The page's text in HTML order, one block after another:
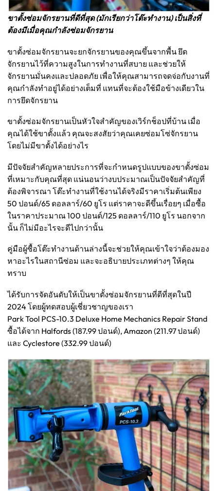
ขาตั้งซ่อมจักรยานที่ดีที่สุด (มักเรียกว่าโต๊ะทำงาน) เป็นสิ่งที่
ต้องมีเมื่อคุณกำลังซ่อมจักรยาน
ขาตั้งซ่อมจักรยานจะยกจักรยานของคุณขึ้นจากพื้น ยึด
จักรยานไว้ที่ความสูงในการทำงานที่สบาย และช่วยให้
จักรยานมั่นคงและปลอดภัย เพื่อให้คุณสามารถจดจ่อกับงานที่
คุณกำลังทำอยู่ได้อย่างเต็มที่ แทนที่จะต้องใช้มือข้างเดียวใน
การยึดจักรยาน
ขาตั้งซ่อมจักรยานเป็นหัวใจสำคัญของเวิร์กช็อปที่บ้าน เมื่อ
คุณได้ใช้ขาตั้งแล้ว คุณจะสงสัยว่าคุณเคยซ่อมโซ่จักรยาน
โดยไม่มีขาตั้งได้อย่างไร
มีปัจจัยสำคัญหลายประการที่จะกำหนดรูปแบบของขาตั้งซ่อม
ที่เหมาะกับคุณที่สุด แน่นอนว่างบประมาณเป็นปัจจัยสำคัญที่
ต้องพิจารณา โต๊ะทำงานที่ใช้งานได้จริงมีราคาเริ่มต้นเพียง
50 ปอนด์/65 ดอลลาร์/60 ยูโร แต่ราคาจะดีขึ้นเรื่อยๆ เมื่อซื้อ
ในราคาประมาณ 100 ปอนด์/125 ดอลลาร์/110 ยูโร นอกจาก
นั้น ก็ไม่มีอะไรจะดีไปกว่านั้น
คู่มือผู้ซื้อโต๊ะทำงานด้านล่างนี้จะช่วยให้คุณเข้าใจว่าต้องมอง
หาอะไรในสถานีซ่อม และจะอธิบายประเภทต่างๆ ให้คุณ
ทราบ
ได้รับการจัดอันดับให้เป็นขาตั้งซ่อมจักรยานที่ดีที่สุดในปี
2024 โดยผู้ทดสอบผู้เชี่ยวชาญของเรา
Park Tool PCS-10.3 Deluxe Home Mechanics Repair Stand
ซื้อได้จาก Halfords (187.99 ปอนด์), Amazon (211.97 ปอนด์)
และ Cyclestore (332.99 ปอนด์)